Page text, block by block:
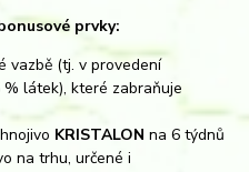
prvky:
vazbě (tj. v provedení
látek), které zabraňuje
KRISTALON na 6 týdnů
na trhu, určené i